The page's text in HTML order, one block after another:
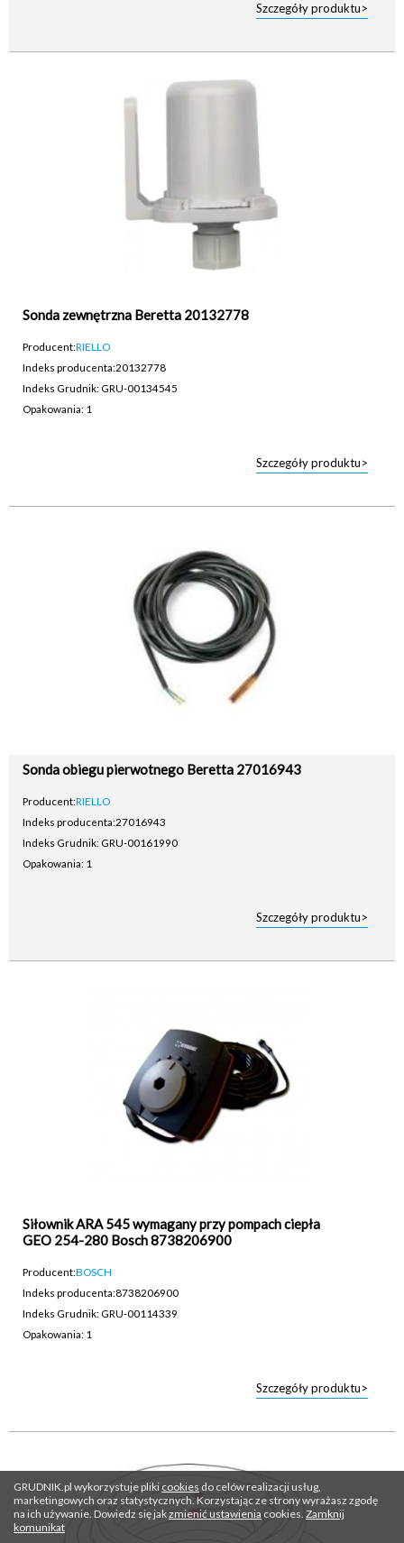
Szczegóły produktu>
Sonda zewnętrzna Beretta 20132778
Producent:RIELLO
Indeks producenta:20132778
Indeks Grudnik: GRU-00134545
Opakowania: 1
Szczegóły produktu>
Sonda obiegu pierwotnego Beretta 27016943
Producent:RIELLO
Indeks producenta:27016943
Indeks Grudnik: GRU-00161990
Opakowania: 1
Szczegóły produktu>
Siłownik ARA 545 wymagany przy pompach ciepła
GEO 254-280 Bosch 8738206900
Producent:BOSCH
Indeks producenta:8738206900
Indeks Grudnik: GRU-00114339
Opakowania: 1
Szczegóły produktu>
GRUDNIK.pl wykorzystuje pliki cookies do celów realizacji usług,
marketingowych oraz statystycznych. Korzystając ze strony wyrażasz zgodę
na ich używanie. Dowiedz się jakzmienić ustawienia cookies. Zamknij
komunikat